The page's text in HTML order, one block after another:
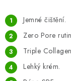
Jemné čištění.
Zero Pore
Triple
Lehký krém.